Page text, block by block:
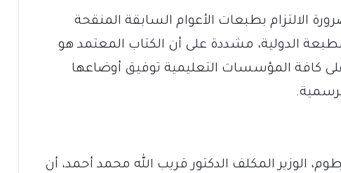
الالتزام بطبعات الأعوام السابقة المنقحة
عن المطبعة الدولية، مشددة على أن الكتاب المعتمد هو
توزيعه في عام 2026، وعلى كافة المؤسسات التعليمية توفيق أوضاعها
الوزير المكلف الدكتور قريب الله محمد أحمد، أن